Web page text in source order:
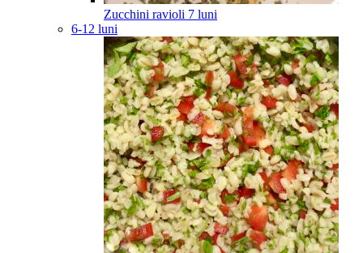
Zucchini ravioli 7 luni
6-12 luni